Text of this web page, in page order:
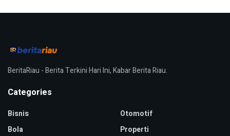
BeritaRiau - Berita Terkini Hari Ini, Kabar Berita Riau.
Categories
Bisnis
Bola
Otomotif
Properti